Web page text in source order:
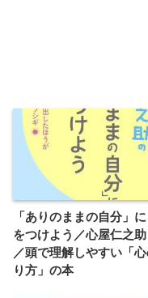
「ありのままの自分」
をつけよう／心屋仁之
／頭で理解しやすい「
り方」の本